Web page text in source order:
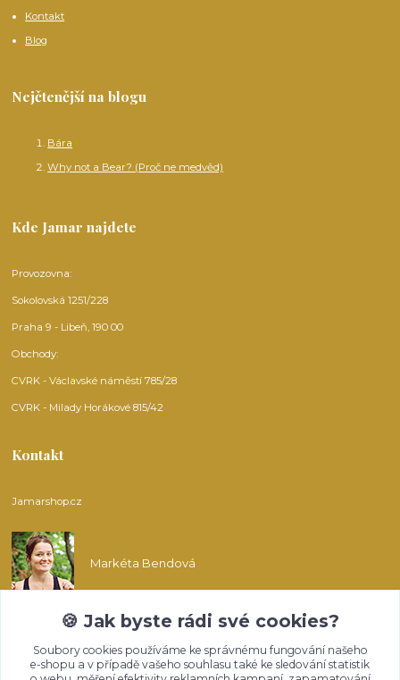
Kontakt
Blog
Nejčtenější na blogu
Bára
Why not a Bear? (Proč ne medvěd)
Kde Jamar najdete
Provozovna:
Sokolovská 1251/228
Praha 9 - Libeň, 190 00
Obchody:
CVRK - Václavské náměstí 785/28
CVRK - Milady Horákové 815/42
Kontakt
Jamarshop.cz
Markéta Bendová
info@jamarshop.cz
🍪 Jak byste rádi své cookies?
Soubory cookies používáme ke správnému fungování našeho
e-shopu a v případě vašeho souhlasu také ke sledování statistik